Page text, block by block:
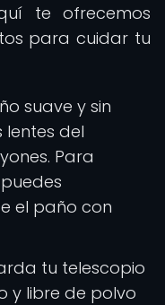
te ofrecemos
para cuidar tu
suave y sin
del
Para
el paño con
tu telescopio
y libre de polvo